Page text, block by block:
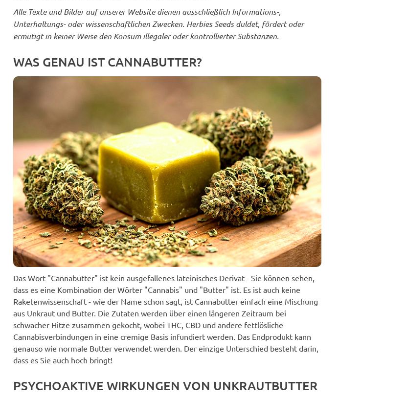
Alle Texte und Bilder auf unserer Website dienen ausschließlich Informations-,
Unterhaltungs- oder wissenschaftlichen Zwecken. Herbies Seeds duldet, fördert oder
ermutigt in keiner Weise den Konsum illegaler oder kontrollierter Substanzen.
WAS GENAU IST CANNABUTTER?
Das Wort "Cannabutter" ist kein ausgefallenes lateinisches Derivat - Sie können sehen,
dass es eine Kombination der Wörter "Cannabis" und "Butter" ist. Es ist auch keine
Raketenwissenschaft - wie der Name schon sagt, ist Cannabutter einfach eine Mischung
aus Unkraut und Butter. Die Zutaten werden über einen längeren Zeitraum bei
schwacher Hitze zusammen gekocht, wobei THC, CBD und andere fettlösliche
Cannabisverbindungen in eine cremige Basis infundiert werden. Das Endprodukt kann
genauso wie normale Butter verwendet werden. Der einzige Unterschied besteht darin,
dass es Sie auch hoch bringt!
PSYCHOAKTIVE WIRKUNGEN VON UNKRAUTBUTTER